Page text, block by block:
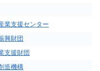
業支援センター
興財団
支援財団
造機構